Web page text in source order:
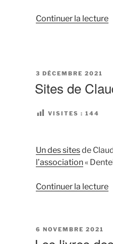
Continuer la lecturede
PUBLIÉ
3 DÉCEMBRE 2021
Sites de
VISITES : 144
Un des sitesde
l’association«
Continuer la lecturede
PUBLIÉ
6 NOVEMBRE 2021